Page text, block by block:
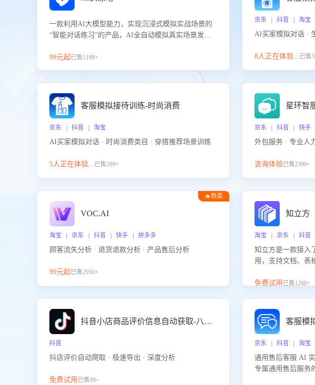
一款利用AI大模型能力，实现沉浸式模拟实战场景的
“智能对话练习”的产品，AI全自动模拟真实场景发生
提升客服团队的销服能力。
99元起已售1199+
京东 | 抖音 | 淘宝
AI买家模拟对话 ·
8人正在体验...已售
客服模拟接待训练-时尚消费
京东 | 抖音 | 淘宝
AI买家模拟对话 · 时尚消费类目 · 穿搭推荐场景训练
5人正在体验...已售299+
星环智
京东 | 抖音 | 快手
外包服务 · 专业人
咨询体验已售2399+
🔥热卖
VOC.AI
淘宝 | 京东 | 抖音 | 快手 | 拼多多
顾客流失分析 · 退货退款分析 · 产品售后分析
99元起已售2950+
知立方
淘宝 | 京东 | 抖音
知立方是一款接入
用，支持文档、表
景提供强大的知识
免费试用 已售1288+
抖音小店商品评价信息自动获取-八爪鱼
抖音
抖店评价自动爬取 · 极速导出 · 深度分析
免费试用 已售99+
客服模
京东 | 抖音 | 淘宝
通用售后客服 AI
专属通用售后服务